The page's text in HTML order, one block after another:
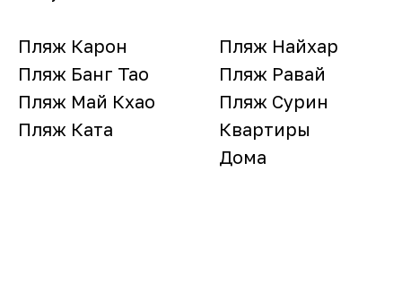
Пляж Карон
Пляж Банг Тао
Пляж Май Кхао
Пляж Ката
Пляж Найхар
Пляж Равай
Пляж Сурин
Квартиры
Дома